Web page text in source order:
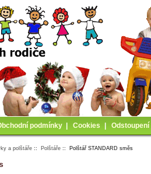
podmínky Cookies
a polštáře :: Polštáře :: Polštář STANDARD směs